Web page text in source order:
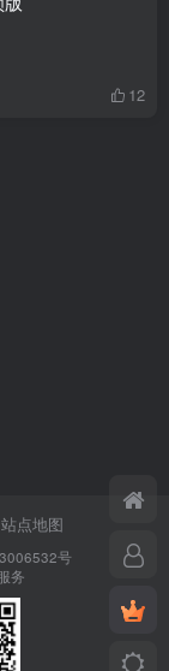
12
站点地图
号
务